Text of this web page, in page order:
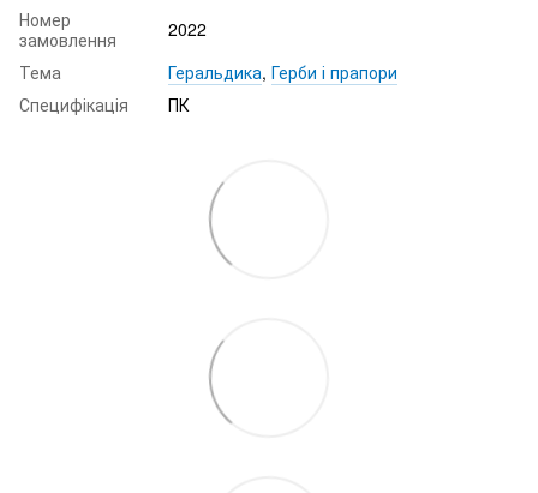
Номер
замовлення
2022
Тема
Геральдика, Герби і прапори
Специфікація
ПК